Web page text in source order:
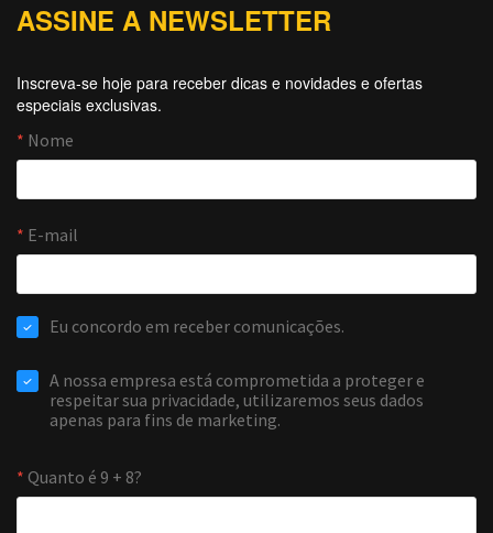
ASSINE A NEWSLETTER
Inscreva-se hoje para receber dicas e novidades e ofertas
especiais exclusivas.
Online agora